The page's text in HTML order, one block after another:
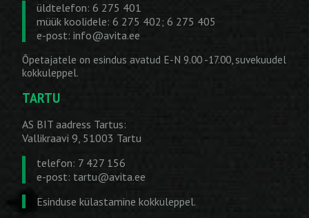
üldtelefon: 6 275 401
müük koolidele: 6 275 402; 6 275 405
e-post: info@avita.ee
Õpetajatele on esindus avatud E-N 9.00 -17.00, suvekuudel
kokkuleppel.
TARTU
AS BIT aadress Tartus:
Vallikraavi 9, 51003 Tartu
telefon: 7 427 156
e-post: tartu@avita.ee
Esinduse külastamine kokkuleppel.